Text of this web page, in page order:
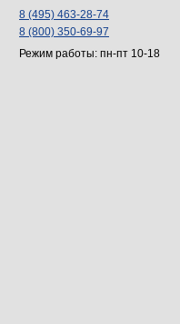
8 (495) 463-28-74
8 (800) 350-69-97
Режим работы: пн-пт 10-18